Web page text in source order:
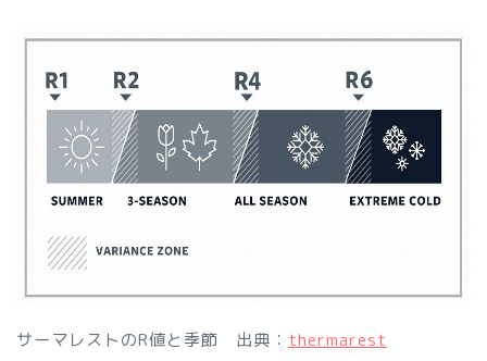
サーマレストのR値と季節 出典： thermarest